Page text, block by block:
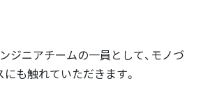
ジニアチームの一員として、モノづ
も触れていただきます。